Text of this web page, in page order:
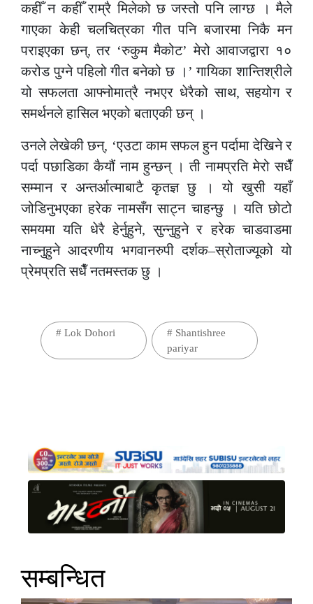
कहीँ न कहीँ राम्रै मिलेको छ जस्तो पनि लाग्छ । मैले
गाएका केही चलचित्रका गीत पनि बजारमा निकै मन
पराइएका छन्, तर ‘रुकुम मैकोट’ मेरो आवाजद्वारा १०
करोड पुग्ने पहिलो गीत बनेको छ ।’ गायिका शान्तिश्रीले
यो सफलता आफ्नोमात्रै नभएर धेरैको साथ, सहयोग र
समर्थनले हासिल भएको बताएकी छन् ।
उनले लेखेकी छन्, ‘एउटा काम सफल हुन पर्दामा देखिने र
पर्दा पछाडिका कैयौं नाम हुन्छन् । ती नामप्रति मेरो सधैँ
सम्मान र अन्तर्आत्माबाटै कृतज्ञ छु । यो खुसी यहाँ
जोडिनुभएका हरेक नामसँग साट्न चाहन्छु । यति छोटो
समयमा यति धेरै हेर्नुहुने, सुन्नुहुने र हरेक चाडवाडमा
नाच्नुहुने आदरणीय भगवानरुपी दर्शक–स्रोताज्यूको यो
प्रेमप्रति सधैँ नतमस्तक छु ।
# Lok Dohori # Shantishree
pariyar
सम्बन्धित